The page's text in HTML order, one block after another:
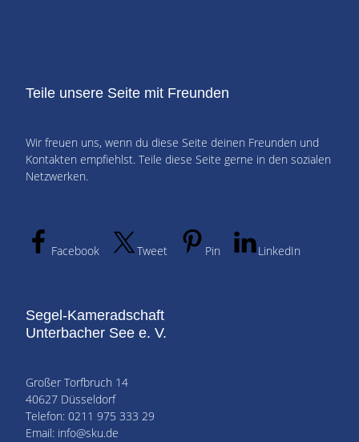
Teile unsere Seite mit Freunden
Wir freuen uns, wenn du diese Seite deinen Freunden und
Kontakten empfiehlst. Teile diese Seite gerne in den sozialen
Netzwerken.
Facebook Tweet Pin LinkedIn
Segel-Kameradschaft
Unterbacher See e. V.
Großer Torfbruch 14
40627 Düsseldorf
Telefon: 0211 975 333 29
Email: info@sku.de